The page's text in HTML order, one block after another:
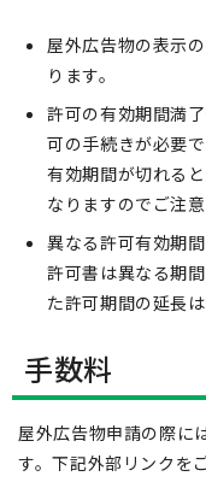
屋外広告物の表示
ります。
許可の有効期間満
可の手続きが必要
有効期間が切れる
なりますのでご注意
異なる許可有効期
許可書は異なる期
た許可期間の延長は
手数料
屋外広告物申請の際に
す。下記外部リンクを